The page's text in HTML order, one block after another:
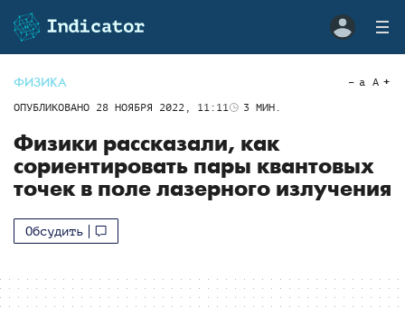
ФИЗИКА
ОПУБЛИКОВАНО 28 НОЯБРЯ 2022, 11:11 3 МИН.
a A
Физики рассказали, как
сориентировать пары квантовых
точек в поле лазерного излучения
Обсудить